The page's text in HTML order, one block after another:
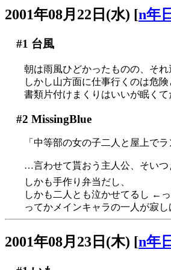
2001年08月22日(水) [n年
#1 台風
朝は雨風ひどかったものの、そ
しかし山方面に仕事行くのは危険
書類片付けまくりはいいが眠くて
#2 MissingBlue
「中等部の女の子二人と屋上で
…言わせて貰おう主人公、そいつ
しかも手作り弁当だし、
しかも二人とも泣かせてるし ←
ってかメインキャラの一人が寂
2001年08月23日(木) [n年